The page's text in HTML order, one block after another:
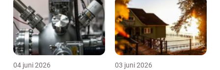
04 juni 2026 03 juni 2026